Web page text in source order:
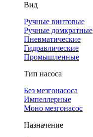
Вид
Ручные винтовые
Ручные домкратные
Пневматические
Гидравлические
Промышленные
Тип насоса
Без мезгонасоса
Импеллерные
Моно мезгонасос
Назначение